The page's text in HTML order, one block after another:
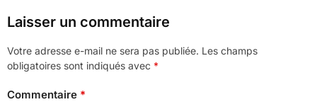
Laisser un commentaire
Votre adresse e-mail ne sera pas publiée. Les champs
obligatoires sont indiqués avec *
Commentaire *